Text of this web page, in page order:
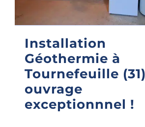
Installation
Géothermie à
Tournefeuille
ouvrage
exceptionnnel !